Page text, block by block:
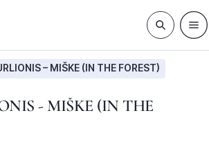
– MIŠKE (IN THE FOREST)
- MIŠKE (IN THE